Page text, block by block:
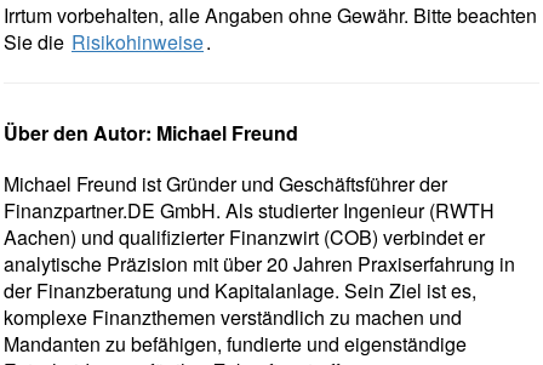
Irrtum vorbehalten, alle Angaben ohne Gewähr. Bitte beachten
Sie die Risikohinweise.
Über den Autor: Michael Freund
Michael Freund ist Gründer und Geschäftsführer der
Finanzpartner.DE GmbH. Als studierter Ingenieur (RWTH
Aachen) und qualifizierter Finanzwirt (COB) verbindet er
analytische Präzision mit über 20 Jahren Praxiserfahrung in
der Finanzberatung und Kapitalanlage. Sein Ziel ist es,
komplexe Finanzthemen verständlich zu machen und
Mandanten zu befähigen, fundierte und eigenständige